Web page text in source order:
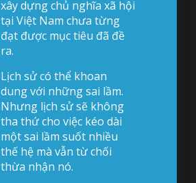
xây dựng chủ nghĩa xã hội
tại Việt Nam chưa từng
đạt được mục tiêu đã đề
ra.
Lịch sử có thể khoan
dung với những sai lầm.
Nhưng lịch sử sẽ không
tha thứ cho việc kéo dài
một sai lầm suốt nhiều
thế hệ mà vẫn từ chối
thừa nhận nó.